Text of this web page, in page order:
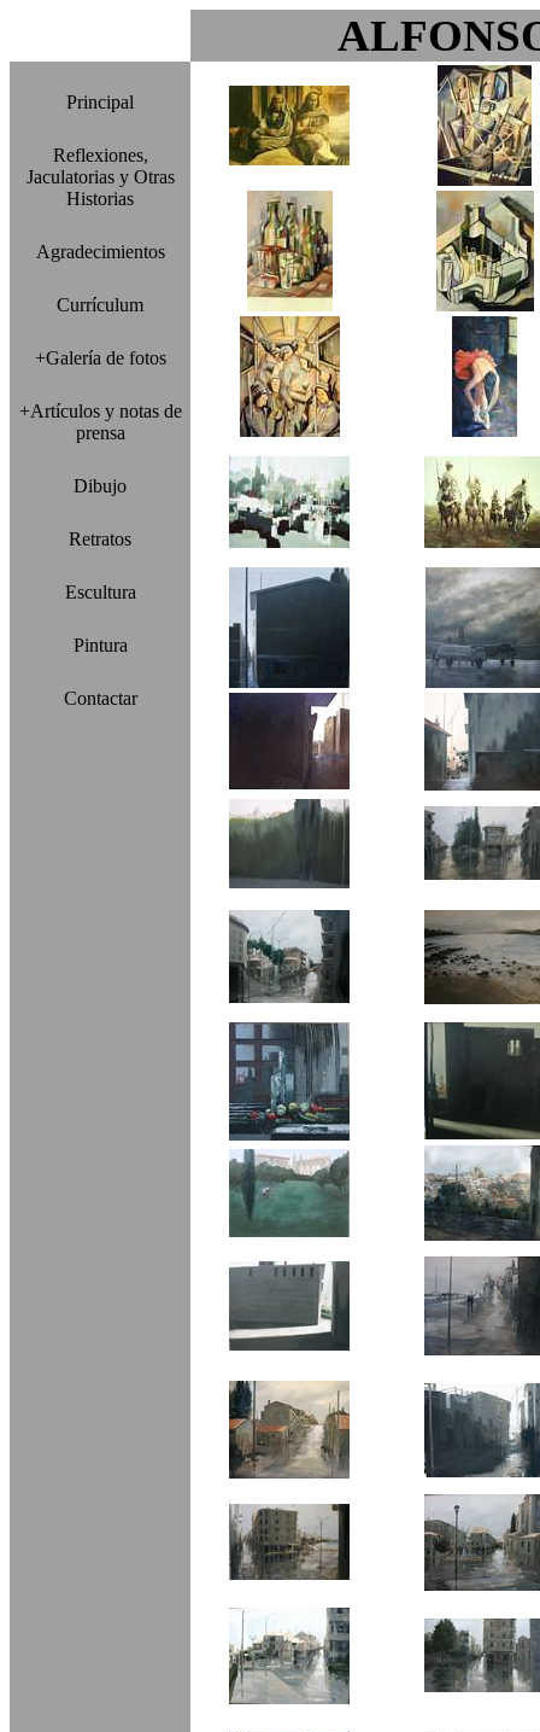
Principal
Reflexiones,
Jaculatorias y Otras
Historias
Agradecimientos
Currículum
+Galería de fotos
+Artículos y notas de
prensa
Dibujo
Retratos
Escultura
Pintura
Contactar